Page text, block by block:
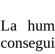
La